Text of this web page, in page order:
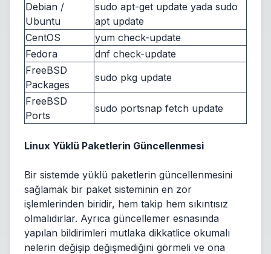
Debian /
Ubuntu
sudo apt-get update yada sudo
apt update
CentOS
yum check-update
Fedora
dnf check-update
FreeBSD
Packages
sudo pkg update
FreeBSD
Ports
sudo portsnap fetch update
Linux Yüklü Paketlerin Güncellenmesi
Bir sistemde yüklü paketlerin güncellenmesini
sağlamak bir paket sisteminin en zor
işlemlerinden biridir, hem takip hem sıkıntısız
olmalıdırlar. Ayrıca güncellemer esnasında
yapılan bildirimleri mutlaka dikkatlice okumalı
nelerin değişip değişmediğini görmeli ve ona